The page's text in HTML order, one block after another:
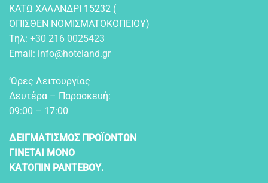
KATΩ XAΛANΔPI 15232 (
OΠIΣΘEN NOMIΣMATOKOΠEIOY)
Τηλ: +30 216 0025423
Email: info@hoteland.gr
‘Ωρες Λειτουργίας
Δευτέρα – Παρασκευή:
09:00 – 17:00
ΔΕΙΓΜΑΤΙΣΜΟΣ ΠΡΟΪΟΝΤΩΝ
ΓΙΝΕΤΑΙ ΜΟΝΟ
ΚΑΤΟΠΙΝ ΡΑΝΤΕΒΟΥ.